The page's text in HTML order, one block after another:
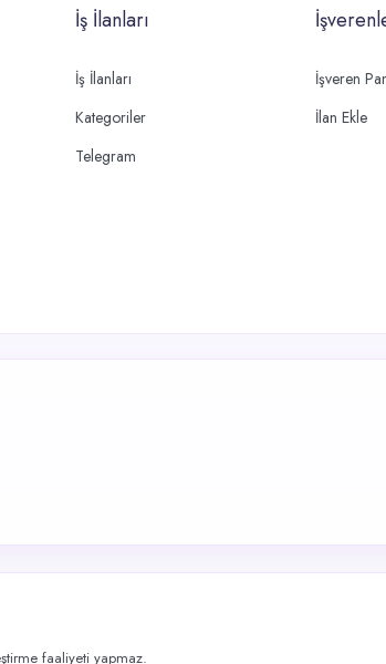
İş İlanları
İş İlanları
Kategoriler
Telegram
İşveren
İlan Ekle
faaliyeti yapmaz.